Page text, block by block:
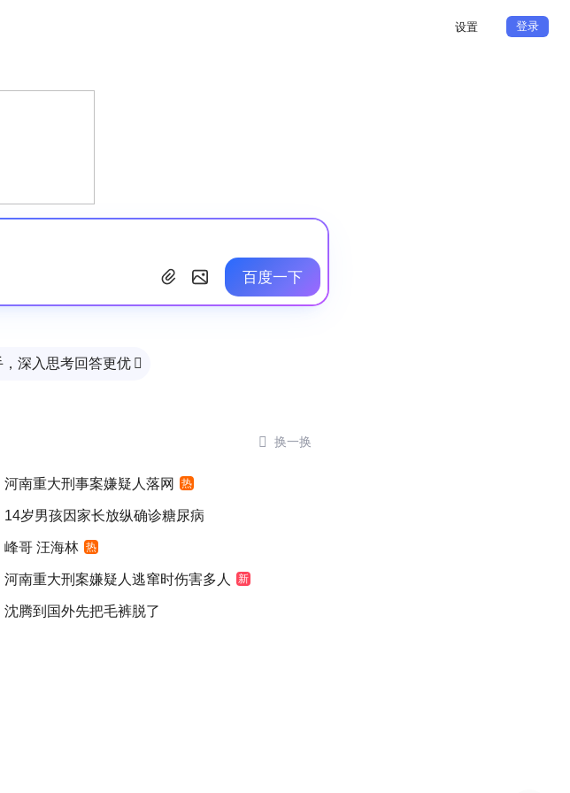
设置 登录
百度一下
深入思考回答更优 
 换一换
河南重大刑事案嫌疑人落网 热
14岁男孩因家长放纵确诊糖尿病
峰哥 汪海林 热
河南重大刑案嫌疑人逃窜时伤害多人 新
沈腾到国外先把毛裤脱了